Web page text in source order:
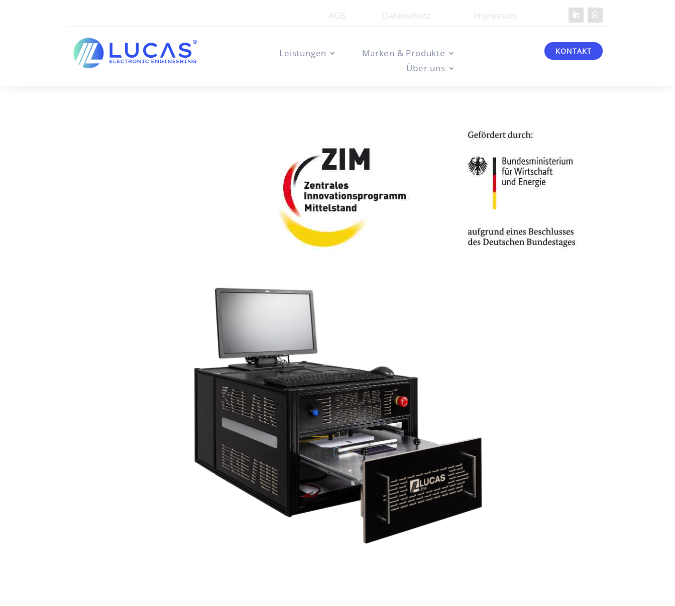
AGB Datenschutz Impressum
Leistungen
Marken & Produkte
Über uns
KONTAKT